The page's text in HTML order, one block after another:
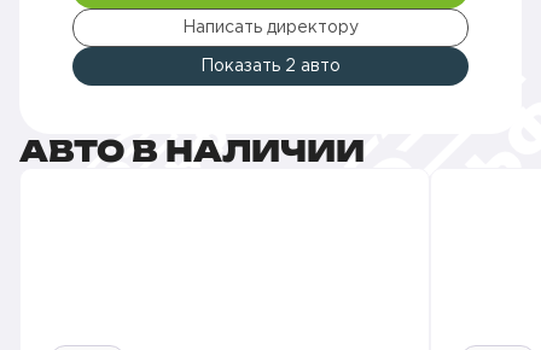
Написать директору
Показать 2 авто
АВТО В НАЛИЧИИ